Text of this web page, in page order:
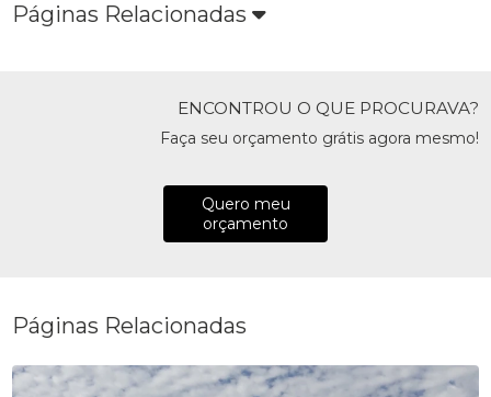
Páginas Relacionadas
ENCONTROU O QUE PROCURAVA?
Faça seu orçamento grátis agora mesmo!
Quero meu
orçamento
Páginas Relacionadas